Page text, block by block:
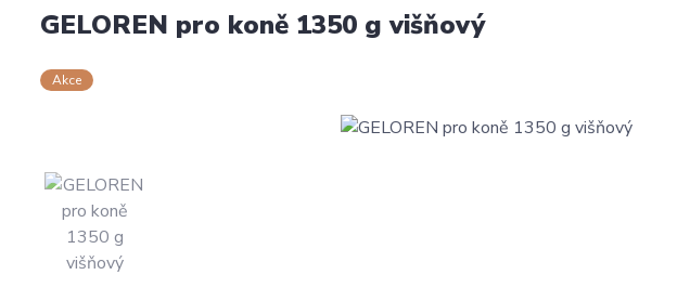
GELOREN pro koně 1350 g višňový
Akce